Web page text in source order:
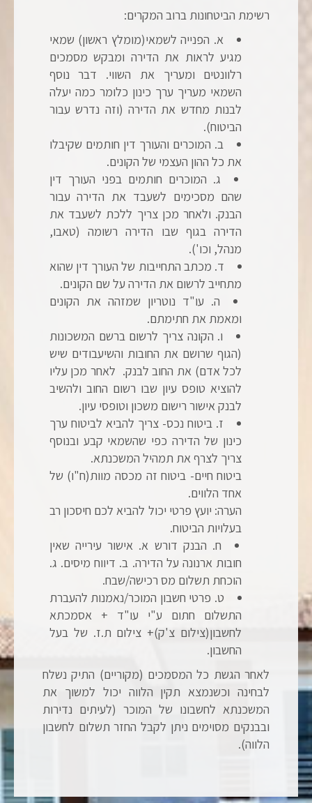
רשימת הביטחונות ברוב המקרים:
א. הפנייה לשמאי(מומלץ ראשון) שמאי
מגיע לראות את הדירה ומבקש מסמכים
רלוונטים ומעריך את השווי. דבר נוסף
השמאי מעריך ערך כינון כלומר כמה יעלה
לבנות מחדש את הדירה (וזה נדרש עבור
הביטוח).
ב. המוכרים והעורך דין חותמים שקיבלו
את כל ההון העצמי של הקונים.
ג. המוכרים חותמים בפני העורך דין
שהם מסכימים לשעבד את הדירה עבור
הבנק. ולאחר מכן צריך ללכת לשעבד את
הדירה בגוף שבו הדירה רשומה (טאבו,
מנהל, וכו').
ד. מכתב התחייבות של העורך דין שהוא
מתחייב לרשום את הדירה על שם הקונים.
ה. עו"ד נוטריון שמזהה את הקונים
ומאמת את חתימתם.
ו. הקונה צריך לרשום ברשם המשכונות
(הגוף שרושם את החובות והשיעבודים שיש
לכל אדם) את החוב לבנק. לאחר מכן עליו
להוציא טופס עיון שבו רשום החוב ולהשיב
לבנק אישור רישום משכון וטופסי עיון.
ז. ביטוח נכס- צריך להביא לביטוח ערך
כינון של הדירה כפי שהשמאי קבע ובנוסף
צריך לצרף את תמהיל המשכנתא.
ביטוח חיים- ביטוח זה מכסה מוות(ח"ו) של
אחד הלווים.
הערה: יועץ פרטי יכול להביא לכם חיסכון רב
בעלויות הביטוח.
ח. הבנק דורש א. אישור עירייה שאין
חובות ארנונה על הדירה. ב. דיווח מיסים. ג.
הוכחת תשלום מס רכישה/שבח.
ט. פרטי חשבון המוכר/נאמנות להעברת
התשלום חתום ע"י עו"ד + אסמכתא
לחשבון(צילום צ'ק)+ צילום ת.ז. של בעל
החשבון.
לאחר הגשת כל המסמכים (מקוריים) התיק נשלח
לבחינה וכשנמצא תקין הלווה יכול למשוך את
המשכנתא לחשבונו של המוכר (לעיתים נדירות
ובבנקים מסוימים ניתן לקבל החזר תשלום לחשבון
הלווה).